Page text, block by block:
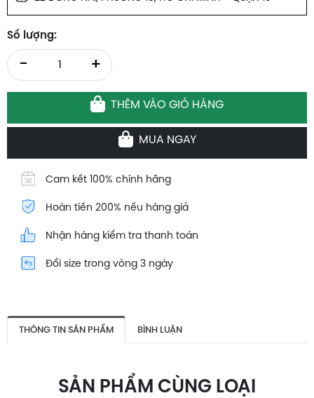
Số lượng:
- +
THÊM VÀO GIỎ HÀNG
MUA NGAY
Cam kết 100% chính hãng
Hoàn tiền 200% nếu hàng giả
Nhận hàng kiểm tra thanh toán
Đổi size trong vòng 3 ngày
THÔNG TIN SẢN PHẨM BÌNH LUẬN
SẢN PHẨM CÙNG LOẠI